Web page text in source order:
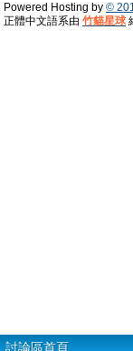
Powered Hosting by ©
正體中文語系由 竹貓星球
討論區首頁